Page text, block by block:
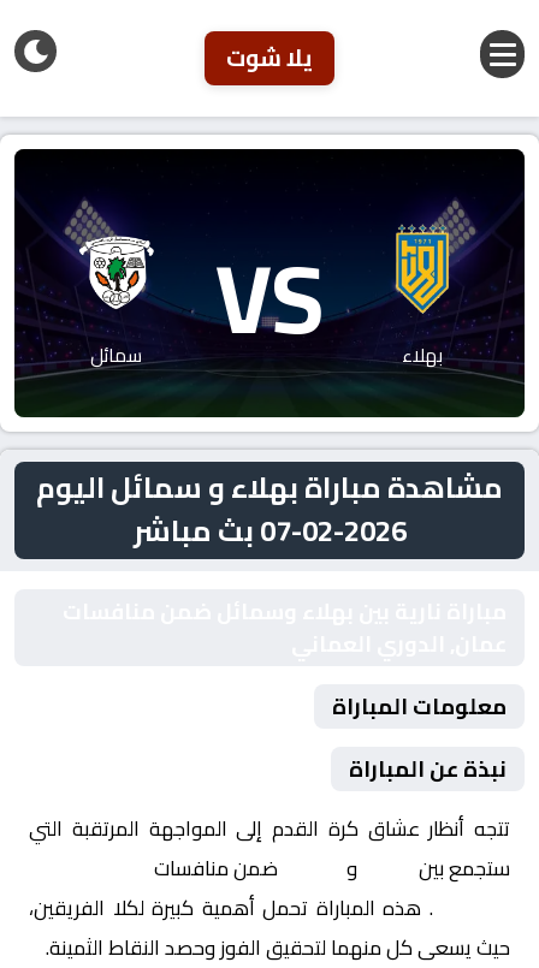
يلا شوت
بهلاء VS سمائل
مشاهدة مباراة بهلاء و سمائل اليوم
2026-02-07 بث مباشر
معلومات المباراة
نبذة عن المباراة
تتجه أنظار عشاق كرة القدم إلى المواجهة المرتقبة التي
ستجمع بين
وسمائل ضمن منافسات
. هذه المباراة تحمل أهمية كبيرة لكلا الفريقين،
حيث يسعى كل منهما لتحقيق الفوز وحصد النقاط الثمينة.